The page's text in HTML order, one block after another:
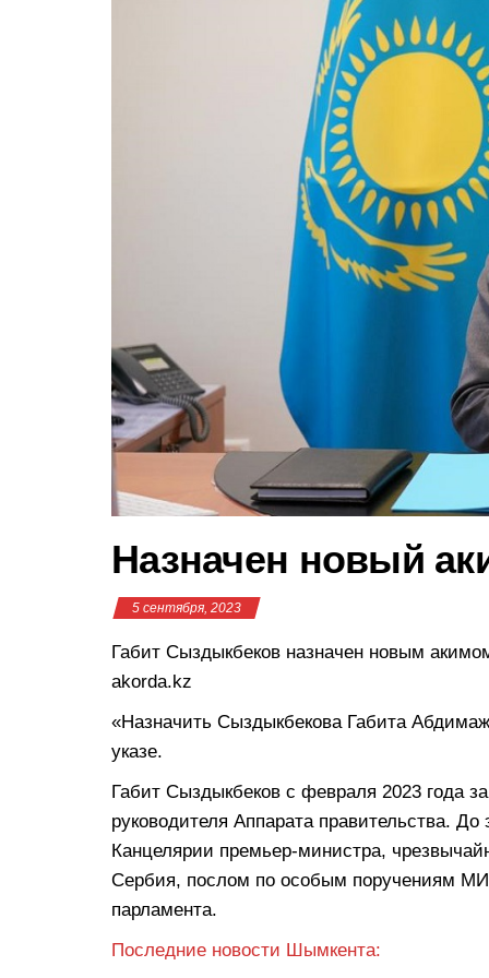
Назначен новый
5 сентября, 2023
Габит Сыздыкбеков назначен новым
akorda.kz
«Назначить Сыздыкбекова Габита
указе.
Габит Сыздыкбеков с февраля 2023 года
руководителя Аппарата правительства.
Канцелярии премьер-министра,
Сербия, послом по особым поручениям
парламента.
Последние новости Шымкента: